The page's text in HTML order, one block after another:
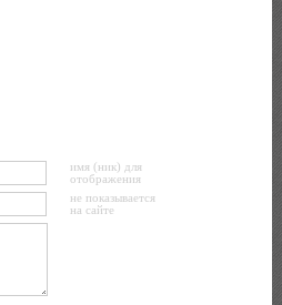
имя (ник) для
отображения
не показывается
на сайте